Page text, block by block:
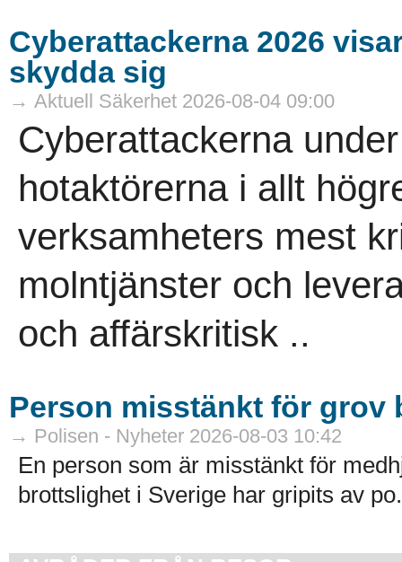
Cyberattackerna 2026
skydda sig
→ Aktuell Säkerhet 2026-08-04 09:00
Cyberattackerna
hotaktörerna i allt
verksamheters mest
molntjänster och
och affärskritisk ..
Person misstänkt för grov
→ Polisen - Nyheter 2026-08-03 10:42
En person som är misstänkt för
brottslighet i Sverige har gripits av